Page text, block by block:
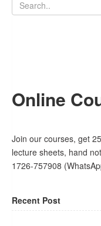
Online
Join our courses, get
lecture sheets, hand
1726-757908
Recent Post